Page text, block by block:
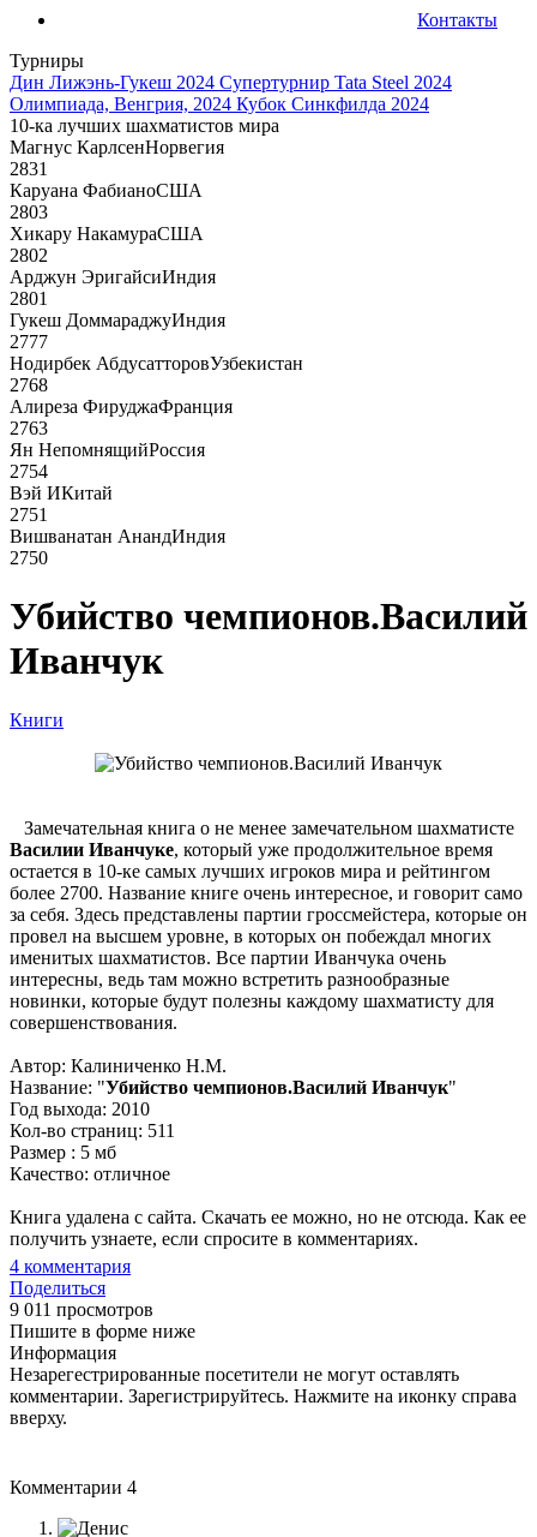
Контакты
Турниры
Дин Лижэнь-Гукеш 2024 Супертурнир Tata Steel 2024
Олимпиада, Венгрия, 2024 Кубок Синкфилда 2024
10-ка лучших шахматистов мира
Магнус КарлсенНорвегия
2831
Каруана ФабианоСША
2803
Хикару НакамураСША
2802
Арджун ЭригайсиИндия
2801
Гукеш ДоммараджуИндия
2777
Нодирбек АбдусатторовУзбекистан
2768
Алиреза ФируджаФранция
2763
Ян НепомнящийРоссия
2754
Вэй ИКитай
2751
Вишванатан АнандИндия
2750
Убийство чемпионов.Василий
Иванчук
Книги
Замечательная книга о не менее замечательном шахматисте
Василии Иванчуке, который уже продолжительное время
остается в 10-ке самых лучших игроков мира и рейтингом
более 2700. Название книге очень интересное, и говорит само
за себя. Здесь представлены партии гроссмейстера, которые он
провел на высшем уровне, в которых он побеждал многих
именитых шахматистов. Все партии Иванчука очень
интересны, ведь там можно встретить разнообразные
новинки, которые будут полезны каждому шахматисту для
совершенствования.
Автор: Калиниченко Н.М.
Название: "Убийство чемпионов.Василий Иванчук"
Год выхода: 2010
Кол-во страниц: 511
Размер : 5 мб
Качество: отличное
Книга удалена с сайта. Скачать ее можно, но не отсюда. Как ее
получить узнаете, если спросите в комментариях.
4 комментария
Поделиться
9 011 просмотров
Пишите в форме ниже
Информация
Незарегестрированные посетители не могут оставлять
комментарии. Зарегистрируйтесь. Нажмите на иконку справа
вверху.
Комментарии 4